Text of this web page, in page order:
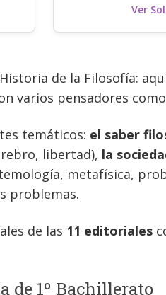
Ver
de la Filosofía:
varios pensadores
temáticos: el saber
libertad), la
metafísica,
problemas.
de las 11 editoriales
de 1º Bachillerato